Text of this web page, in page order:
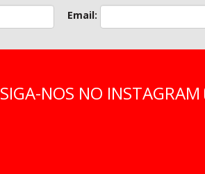
Email:
SIGA-NOS NO INSTAGRAM